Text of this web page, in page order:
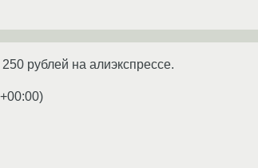
рублей на алиэкспрессе.
)